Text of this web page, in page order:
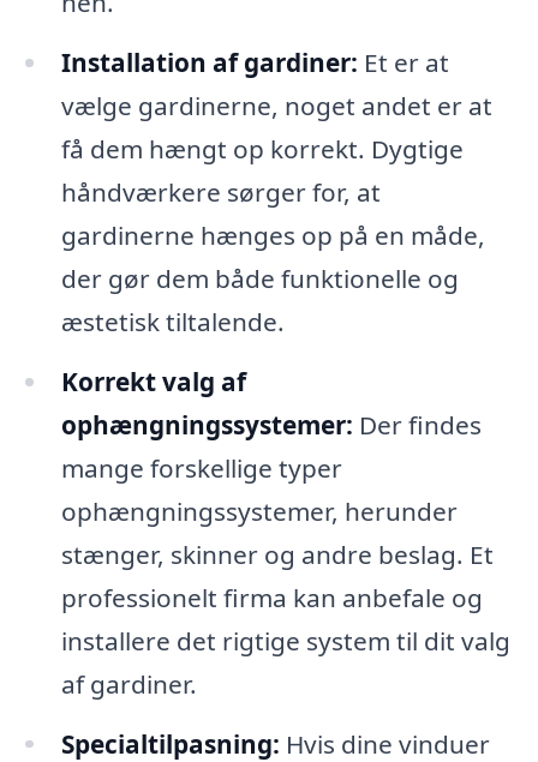
Installation af gardiner: Et er at
vælge gardinerne, noget andet er at
få dem hængt op korrekt. Dygtige
håndværkere sørger for, at
gardinerne hænges op på en måde,
der gør dem både funktionelle og
æstetisk tiltalende.
Korrekt valg af
ophængningssystemer: Der findes
mange forskellige typer
ophængningssystemer, herunder
stænger, skinner og andre beslag. Et
professionelt firma kan anbefale og
installere det rigtige system til dit valg
af gardiner.
Specialtilpasning: Hvis dine vinduer